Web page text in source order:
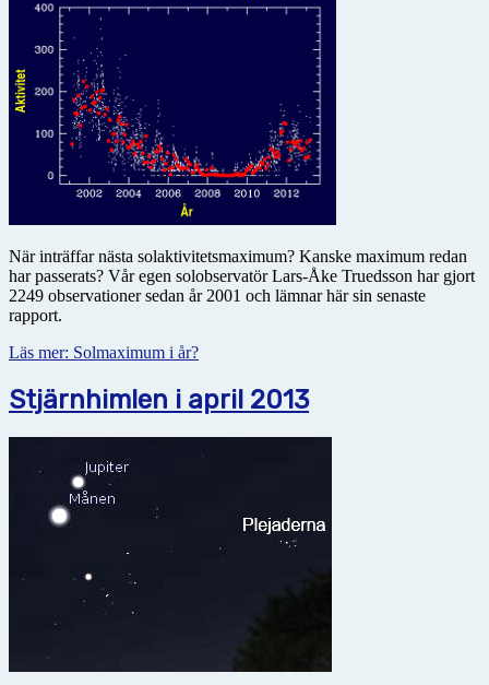
När inträffar nästa solaktivitetsmaximum? Kanske maximum redan
har passerats? Vår egen solobservatör Lars-Åke Truedsson har gjort
2249 observationer sedan år 2001 och lämnar här sin senaste
rapport.
Läs mer: Solmaximum i år?
Stjärnhimlen i april 2013